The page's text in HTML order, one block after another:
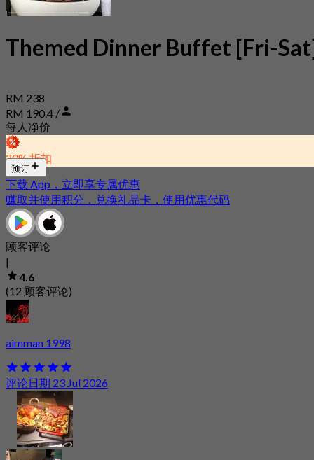
Themed Dinner Buffet [Fri-
RM 238
RM 190.4 /
每人净价
20% 折扣
预订
下载 App，立即享专属优惠
赚取并使用积分，兑换礼品卡，使用优惠代码
顾客评论
|
4.6
(12 顾客评论)
aimman 1998
评论日期 23 Jul 2026